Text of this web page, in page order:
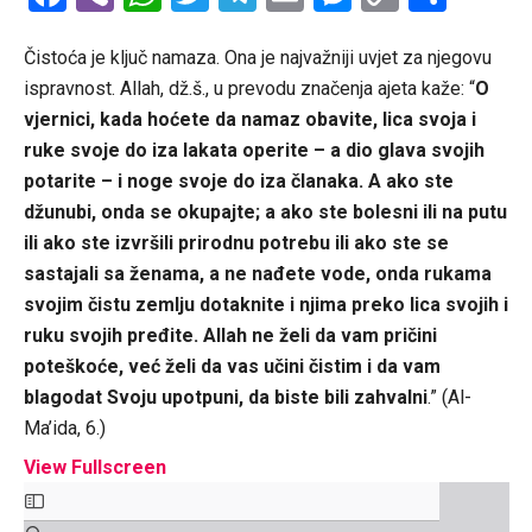
Čistoća je ključ namaza. Ona je najvažniji uvjet za njegovu
ispravnost. Allah, dž.š., u prevodu značenja ajeta kaže: “O
vjernici, kada hoćete da namaz obavite, lica svoja i
ruke svoje do iza lakata operite – a dio glava svojih
potarite – i noge svoje do iza članaka. A ako ste
džunubi, onda se okupajte; a ako ste bolesni ili na putu
ili ako ste izvršili prirodnu potrebu ili ako ste se
sastajali sa ženama, a ne nađete vode, onda rukama
svojim čistu zemlju dotaknite i njima preko lica svojih i
ruku svojih pređite. Allah ne želi da vam pričini
poteškoće, već želi da vas učini čistim i da vam
blagodat Svoju upotpuni, da biste bili zahvalni.” (Al-
Ma’ida, 6.)
View Fullscreen
Skip
to